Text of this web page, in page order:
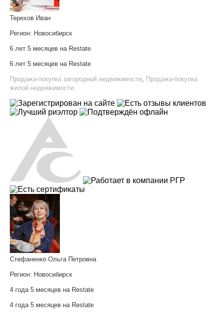
Терехов Иван
Регион: Новосибирск
6 лет 5 месяцев на Restate
6 лет 5 месяцев на Restate
Продажа-покупка загородной недвижимости, Продажа-покупка
жилой недвижимости
Стефаненко Ольга Петровна
Регион: Новосибирск
4 года 5 месяцев на Restate
4 года 5 месяцев на Restate